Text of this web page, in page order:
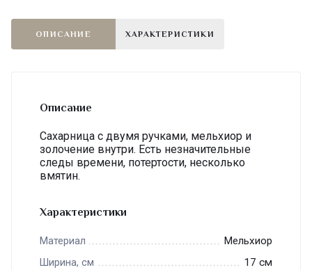
ОПИСАНИЕ ХАРАКТЕРИСТИКИ
Описание
Сахарница с двумя ручками, мельхиор и
золочение внутри. Есть незначительные
следы времени, потертости, несколько
вмятин.
Характеристики
Материал Мельхиор
Ширина, см 17 см